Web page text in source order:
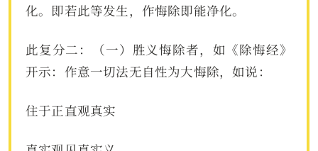
化。即若此等发生，作悔除即能净化。
此复分二：（一）胜义悔除者，如《除悔经》
开示：作意一切法无自性为大悔除，如说：
住于正直观真实